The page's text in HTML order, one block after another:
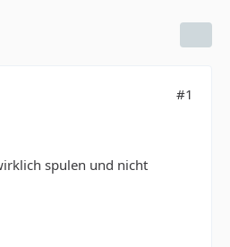
#1
spulen und nicht